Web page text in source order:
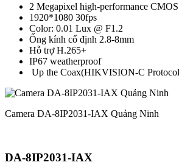
2 Megapixel high-performance CMOS
1920*1080 30fps
Color: 0.01 Lux @ F1.2
Ống kính cố định 2.8-8mm
Hỗ trợ H.265+
IP67 weatherproof
Up the Coax(HIKVISION-C
Camera DA-8IP2031-IAX Quảng Ninh
DA-8IP2031-IAX